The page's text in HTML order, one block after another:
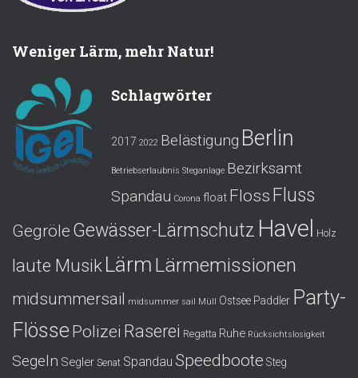
Weniger Lärm, mehr Natur!
Schlagwörter
2017 2022 Belästigung Berlin
Betriebserlaubnis Steganlage Bezirksamt
Spandau Corona float Floss Fluss
Gegröle Gewässer-Lärmschutz Havel Holz
laute MusikLärm Lärmemissionen
midsummersail midsummer sail Müll Ostsee Paddler Party-
FlössePolizei Raserei Regatta Ruhe Rücksichtslosigkeit
Segeln Segler Senat Spandau Speedboote Steg